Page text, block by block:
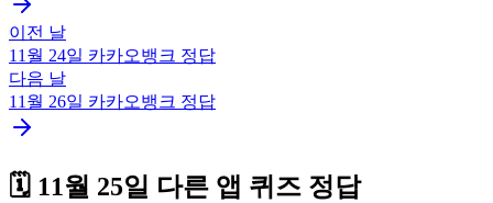
이전 날
11월 24일 카카오뱅크 정답
다음 날
11월 26일 카카오뱅크 정답
🗓️ 11월 25일 다른 앱 퀴즈 정답